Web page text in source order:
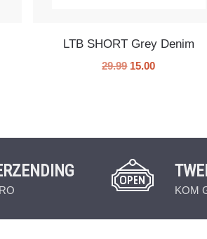
LTB SHORT Grey Denim
29.99 15.00
KOM